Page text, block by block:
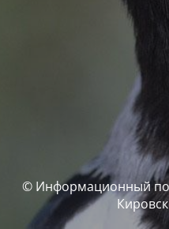
© Информационный